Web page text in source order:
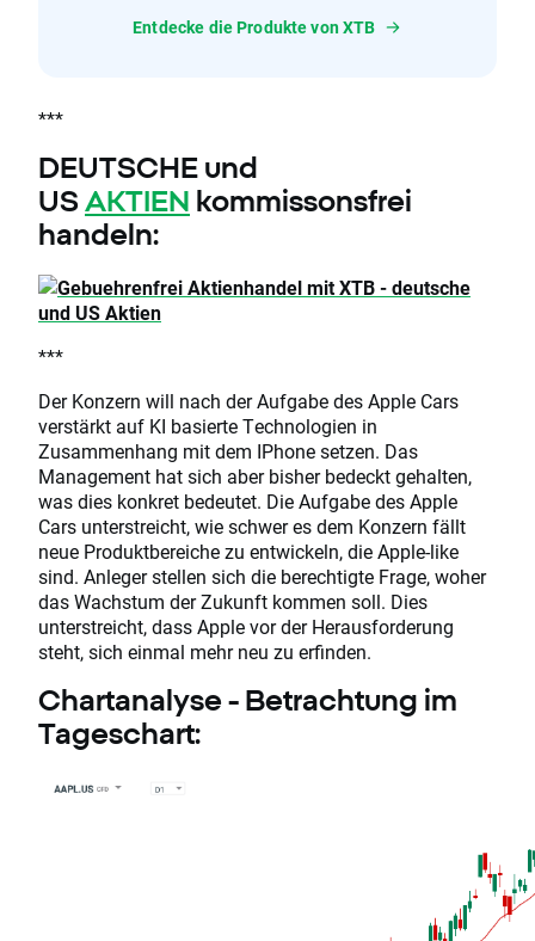
Entdecke die Produkte von XTB
***
DEUTSCHE und
US AKTIEN kommissonsfrei
handeln:
***
Der Konzern will nach der Aufgabe des Apple Cars
verstärkt auf KI basierte Technologien in
Zusammenhang mit dem IPhone setzen. Das
Management hat sich aber bisher bedeckt gehalten,
was dies konkret bedeutet. Die Aufgabe des Apple
Cars unterstreicht, wie schwer es dem Konzern fällt
neue Produktbereiche zu entwickeln, die Apple-like
sind. Anleger stellen sich die berechtigte Frage, woher
das Wachstum der Zukunft kommen soll. Dies
unterstreicht, dass Apple vor der Herausforderung
steht, sich einmal mehr neu zu erfinden.
Chartanalyse - Betrachtung im
Tageschart: